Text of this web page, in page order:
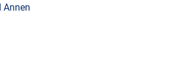
Annen